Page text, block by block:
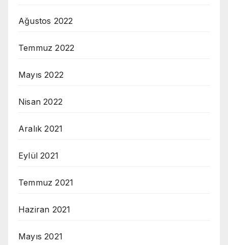
Ağustos 2022
Temmuz 2022
Mayıs 2022
Nisan 2022
Aralık 2021
Eylül 2021
Temmuz 2021
Haziran 2021
Mayıs 2021